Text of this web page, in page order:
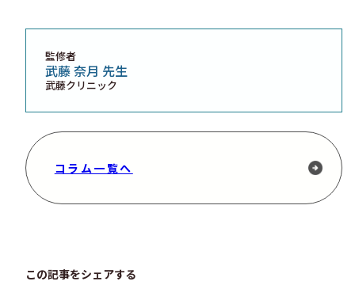
監修者
武藤 奈月 先生
武藤クリニック
コラム一覧へ
この記事をシェアする